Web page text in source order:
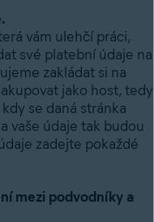
vám ulehčí práci,
své platební údaje na
zakládat si na
jako host, tedy
se daná stránka
vaše údaje tak budou
zadejte pokaždé
mezi podvodníky a